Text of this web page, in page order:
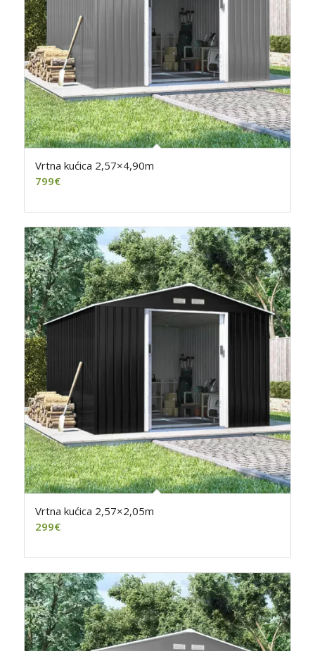
Vrtna kućica 2,57×4,90m
799€
Vrtna kućica 2,57×2,05m
299€